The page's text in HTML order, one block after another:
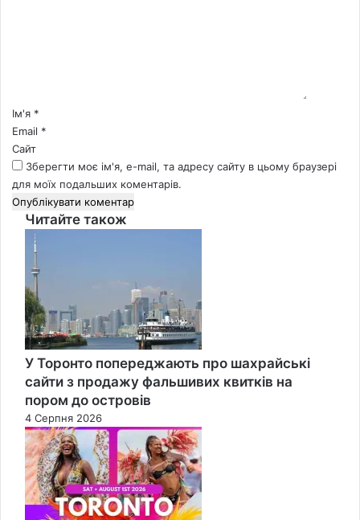
*Ім'я *
Email *
Сайт
Зберегти моє ім'я, e-mail, та адресу сайту в цьому браузері
для моїх подальших коментарів.
Читайте також
Close
У Торонто попереджають про шахрайські
сайти з продажу фальшивих квитків на
пором до островів
4 Серпня 2026